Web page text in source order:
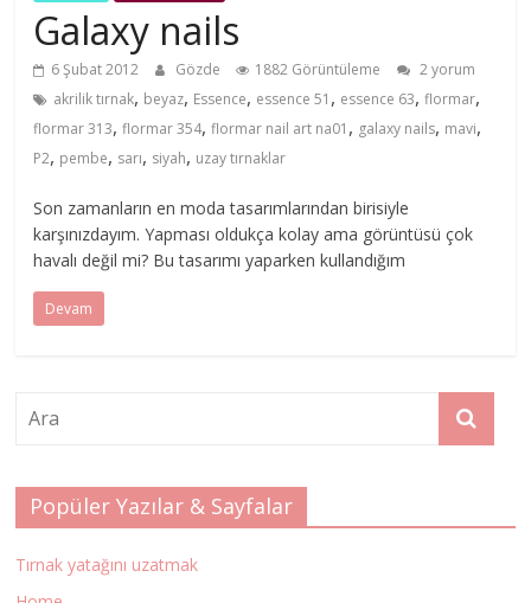
Galaxy nails
6 Şubat 2012 Gözde 1882 Görüntüleme
2 yorum
akrilik tırnak, beyaz, Essence, essence 51 , essence 63,flormar,
flormar 313,flormar 354,flormar nail art na01 , galaxy nails, mavi,
P2, pembe, sarı, siyah, uzay tırnaklar
Son zamanların en moda tasarımlarından birisiyle
karşınızdayım. Yapması oldukça kolay ama görüntüsü çok
havalı değil mi? Bu tasarımı yaparken kullandığım
Devam
Popüler Yazılar & Sayfalar
Tırnak yatağını uzatmak